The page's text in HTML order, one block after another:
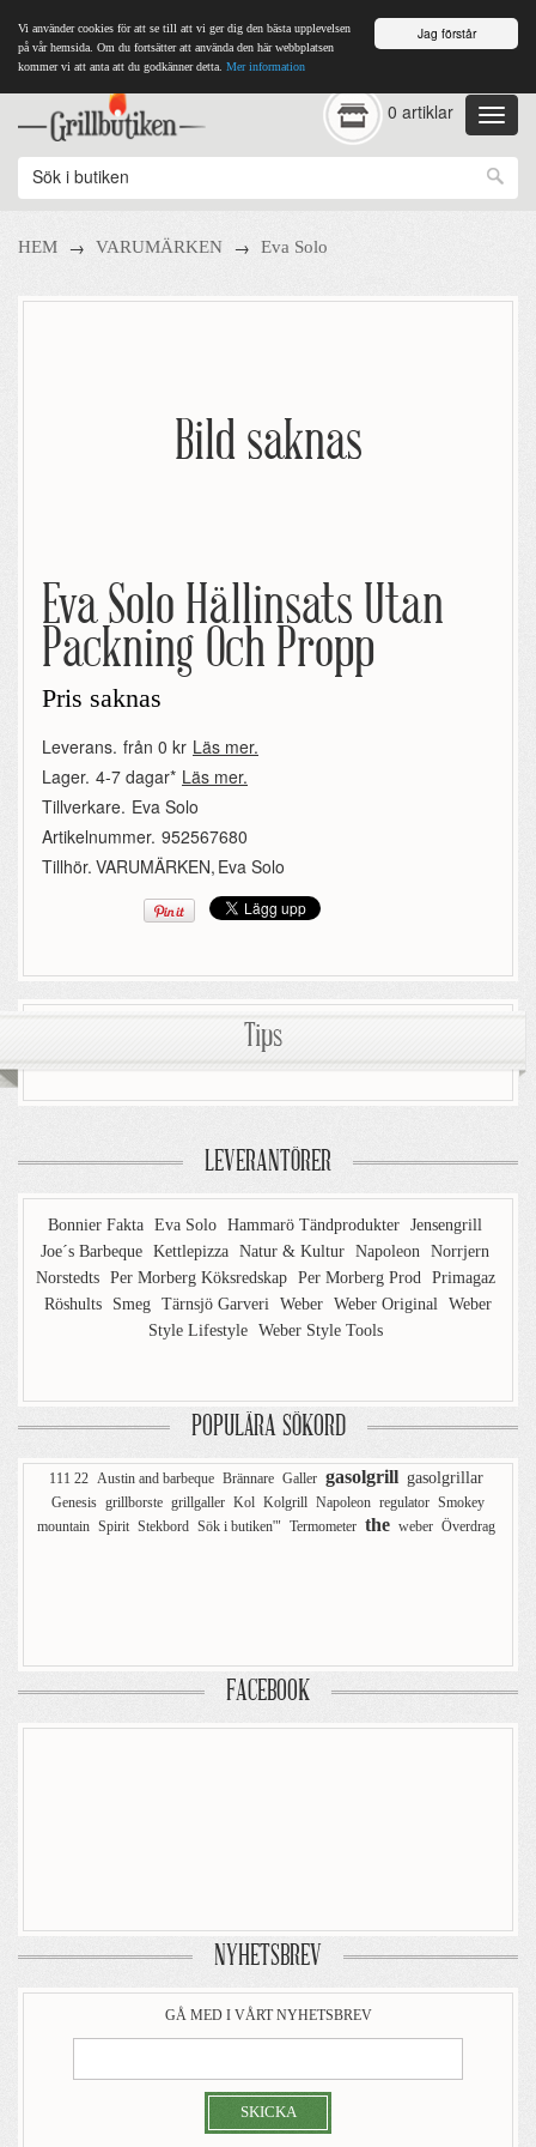
Jag förstår
Vi använder cookies för att se till att vi ger dig den bästa upplevelsen
på vår hemsida. Om du fortsätter att använda den här webbplatsen
kommer vi att anta att du godkänner detta. Mer information
0 artiklar
HEM → VARUMÄRKEN → Eva Solo
Bild saknas
Eva Solo Hällinsats Utan
Packning Och Propp
Pris saknas
Leverans. från 0 kr Läs mer.
Lager. 4-7 dagar* Läs mer.
Tillverkare. Eva Solo
Artikelnummer. 952567680
Tillhör. VARUMÄRKEN, Eva Solo
Tips
LEVERANTÖRER
Bonnier Fakta Eva Solo Hammarö Tändprodukter Jensengrill
Joe´s Barbeque Kettlepizza Natur & Kultur Napoleon Norrjern
Norstedts Per Morberg Köksredskap Per Morberg Prod Primagaz
Röshults
Smeg Tärnsjö Garveri Weber Weber Original Weber
Style Lifestyle Weber Style Tools
POPULÄRA SÖKORD
111 22 Austin and barbeque Brännare Galler gasolgrill gasolgrillar
Genesis grillborste grillgaller Kol Kolgrill Napoleon regulator Smokey
mountain Spirit Stekbord Sök i butiken'" Termometer the weber Överdrag
FACEBOOK
NYHETSBREV
GÅ MED I VÅRT NYHETSBREV
SKICKA